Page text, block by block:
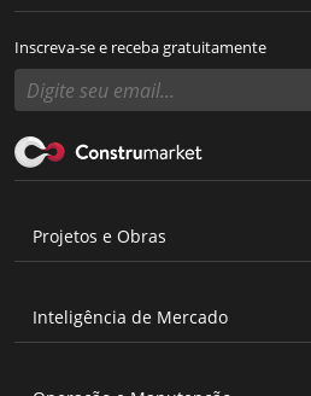
Inscreva-se e receba gratuitamente
Projetos e Obras
Inteligência de Mercado